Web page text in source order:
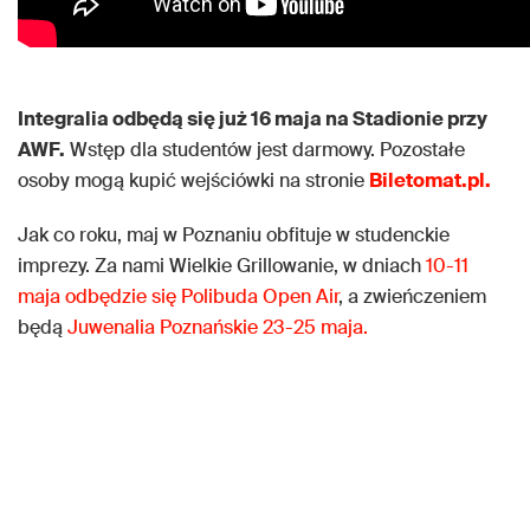
Integralia odbędą się już 16 maja na Stadionie przy
AWF. Wstęp dla studentów jest darmowy. Pozostałe
osoby mogą kupić wejściówki na stronie Biletomat.pl.
Jak co roku, maj w Poznaniu obfituje w studenckie
imprezy. Za nami Wielkie Grillowanie, w dniach10-11
maja odbędzie się Polibuda Open Air, a zwieńczeniem
będąJuwenalia Poznańskie 23-25 maja.